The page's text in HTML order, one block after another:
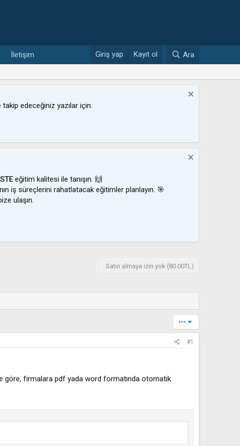
İletişim Giriş yap Kayıt ol Ara
edeceğiniz yazılar için.
eğitim kalitesi ile tanışın. 🙌
iş süreçlerini rahatlatacak eğitimler planlayın. 🎯
ulaşın.
Satın almaya izin yok (80.00TL)
•••
#1
göre, firmalara pdf yada word formatında otomatik